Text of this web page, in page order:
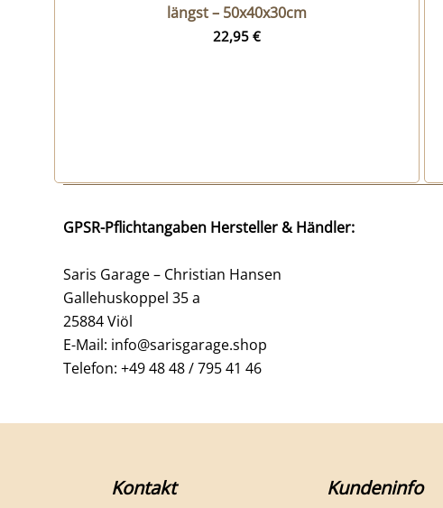
längst – 50x40x30cm
22,95 €
GPSR-Pflichtangaben Hersteller & Händler:
Saris Garage – Christian Hansen
Gallehuskoppel 35 a
25884 Viöl
E-Mail: info@sarisgarage.shop
Telefon: +49 48 48 / 795 41 46
Kontakt Kundeninfo